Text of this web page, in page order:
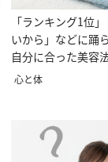
「ランキング1位
いから」などに踊
自分に合った美容
めの美容本
心と体